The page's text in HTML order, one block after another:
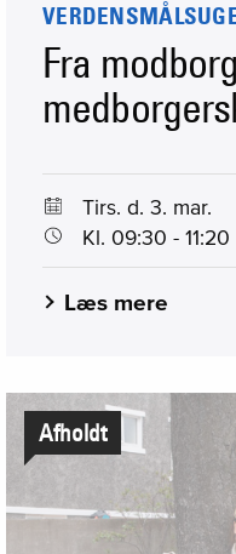
Fra
Tirs. d. 3. mar.
Kl. 09:30 - 11:20
Læs mere
Afholdt